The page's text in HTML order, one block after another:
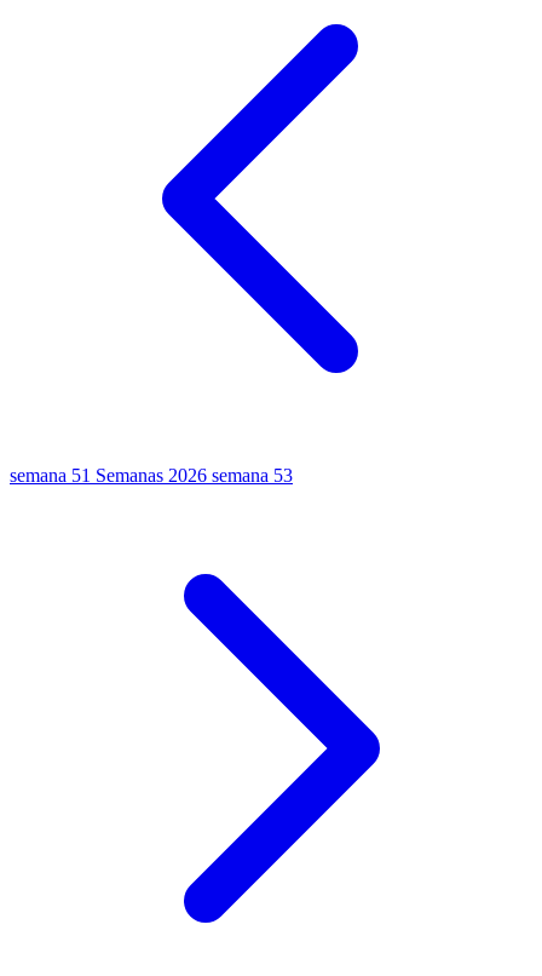
semana 51 Semanas 2026 semana 53